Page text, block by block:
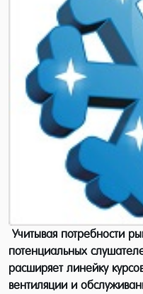
Учитывая потребности
потенциальных
расширяет линейку
вентиляции и